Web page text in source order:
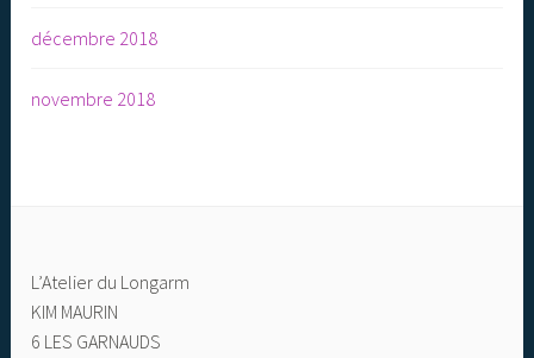
décembre 2018
novembre 2018
L’Atelier du Longarm
KIM MAURIN
6 LES GARNAUDS